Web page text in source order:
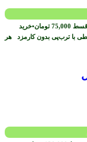
75,000 تومان•خرید
با ترب‌پی بدون کارمزد هر